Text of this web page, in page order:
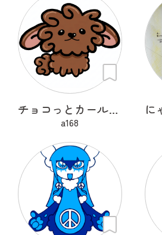
チョコっとカールちゃん
a168